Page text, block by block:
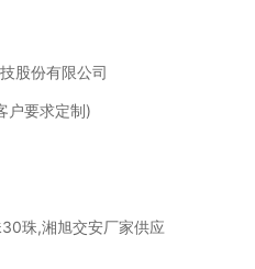
股份有限公司
户要求定制)
珠,湘旭交安厂家供应